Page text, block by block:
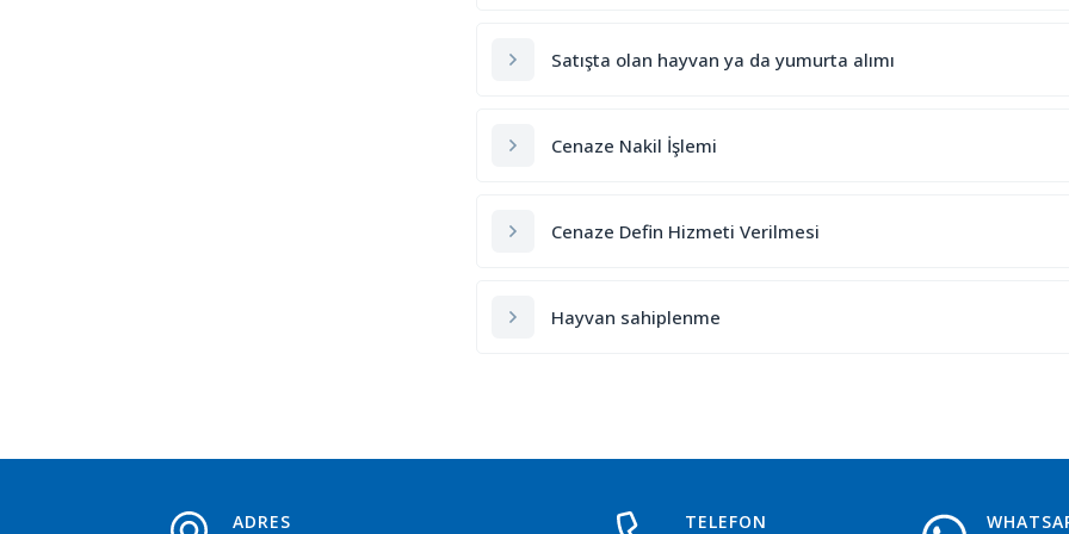
Satışta olan hayvan ya da yumurta alımı
Cenaze Nakil İşlemi
Cenaze Defin Hizmeti Verilmesi
Hayvan sahiplenme
ADRES TELEFON